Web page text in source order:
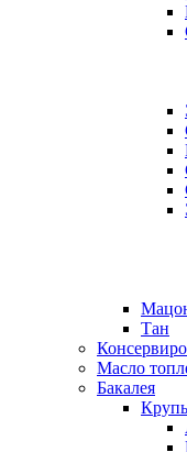
Тан
Масло
Бакалея